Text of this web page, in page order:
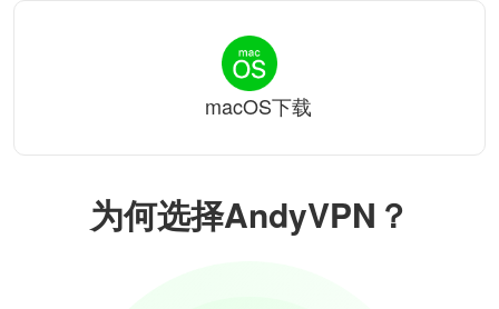
为何选择AndyVPN？
macOS下载